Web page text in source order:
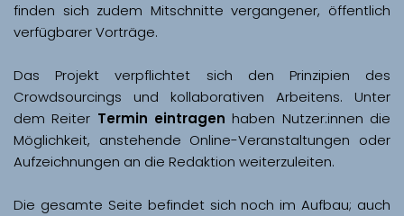
finden sich zudem Mitschnitte vergangener, öffentlich
Das Projekt verpflichtet sich den Prinzipien des
Crowdsourcings und kollaborativen Arbeitens. Unter
dem Reiter Termin eintragen haben Nutzer:innen die
Möglichkeit, anstehende Online-Veranstaltungen oder
Aufzeichnungen an die Redaktion weiterzuleiten.
Die gesamte Seite befindet sich noch im Aufbau; auch